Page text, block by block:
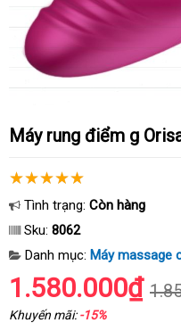
Máy rung điểm g
Tình trạng: Còn hàng
Sku: 8062
Danh mục: Máy massage
1.580.000₫
Khuyến mãi:-15%